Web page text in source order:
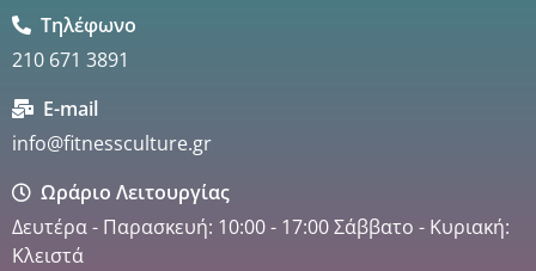
Τηλέφωνο
210 671 3891
E-mail
info@fitnessculture.gr
Ωράριο Λειτουργίας
Δευτέρα - Παρασκευή: 10:00 - 17:00 Σάββατο - Κυριακή:
Κλειστά